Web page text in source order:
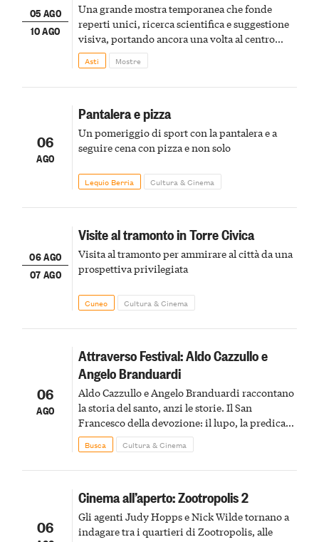
05 AGO
10 AGO
Una grande mostra temporanea che fonde
reperti unici, ricerca scientifica e suggestione
visiva, portando ancora una volta al centro
della scena le meraviglie del passato astigiano
Asti Mostre
06
AGO
Pantalera e pizza
Un pomeriggio di sport con la pantalera e a
seguire cena con pizza e non solo
Lequio Berria Cultura & Cinema
06 AGO
07 AGO
Visite al tramonto in Torre Civica
Visita al tramonto per ammirare al città da una
prospettiva privilegiata
Cuneo Cultura & Cinema
06
AGO
Attraverso Festival: Aldo Cazzullo e
Angelo Branduardi
Aldo Cazzullo e Angelo Branduardi raccontano
la storia del santo, anzi le storie. Il San
Francesco della devozione: il lupo, la predica
agli uccelli, le stimmate
Busca Cultura & Cinema
06
Cinema all’aperto: Zootropolis 2
Gli agenti Judy Hopps e Nick Wilde tornano a
indagare tra i quartieri di Zootropolis, alle